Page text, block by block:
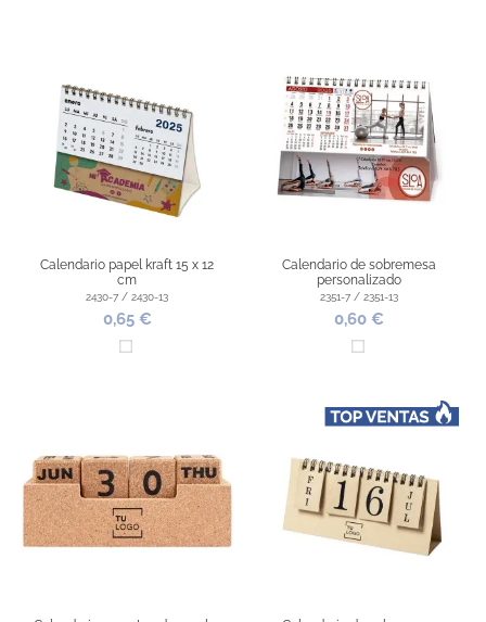
Calendario papel kraft 15 x 12
cm
2430-7 / 2430-13
0,65 €
Blanco
Calendario de sobremesa
personalizado
2351-7 / 2351-13
0,60 €
Blanco